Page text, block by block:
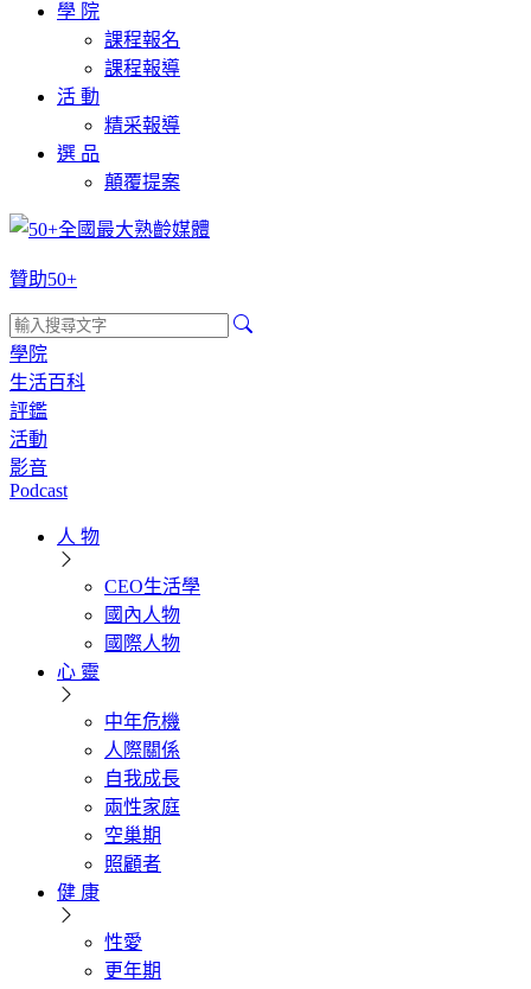
學 院
課程報名
課程報導
活 動
精采報導
選 品
顛覆提案
贊助50+
學院
生活百科
評鑑
活動
影音
Podcast
人 物
CEO生活學
國內人物
國際人物
心 靈
中年危機
人際關係
自我成長
兩性家庭
空巢期
照顧者
健 康
性愛
更年期